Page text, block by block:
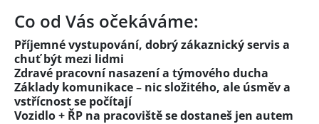
Co od Vás očekáváme:
Příjemné vystupování, dobrý zákaznický servis a
chuť být mezi lidmi
Zdravé pracovní nasazení a týmového ducha
Základy komunikace – nic složitého, ale úsměv a
vstřícnost se počítají
Vozidlo + ŘP na pracoviště se dostaneš jen autem